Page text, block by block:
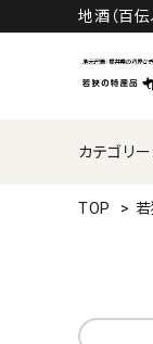
地酒（百
カテゴリ
TOP >